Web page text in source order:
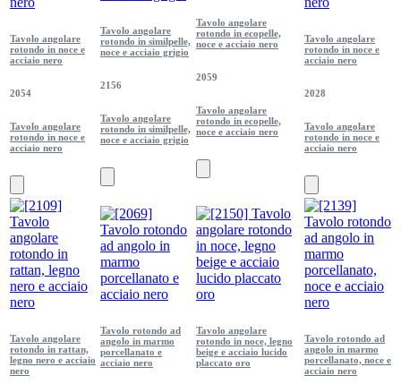
Tavolo angolare
rotondo in noce e
acciaio nero
2054
Tavolo angolare
rotondo in noce e
acciaio nero
Tavolo angolare
rotondo in similpelle,
noce e acciaio grigio
2156
Tavolo angolare
rotondo in similpelle,
noce e acciaio grigio
Tavolo angolare
rotondo in ecopelle,
noce e acciaio nero
2059
Tavolo angolare
rotondo in ecopelle,
noce e acciaio nero
Tavolo angolare
rotondo in noce e
acciaio nero
2028
Tavolo angolare
rotondo in noce e
acciaio nero
Tavolo angolare
rotondo in rattan,
legno nero e acciaio
nero
Tavolo rotondo ad
angolo in marmo
porcellanato e
acciaio nero
Tavolo angolare
rotondo in noce, legno
beige e acciaio lucido
placcato oro
Tavolo rotondo ad
angolo in marmo
porcellanato, noce e
acciaio nero